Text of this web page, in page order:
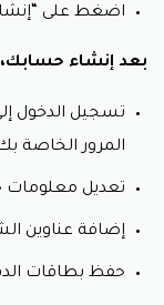
اضغط على
بعد إنشاء
تسجيل الدخول
المرور الخاصة
تعديل
إضافة عناوين
حفظ بطاقات